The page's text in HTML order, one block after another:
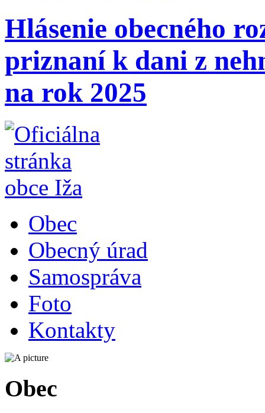
Hlásenie obecného
priznaní k dani z
na rok 2025
Obec
Obecný úrad
Samospráva
Foto
Kontakty
Obec